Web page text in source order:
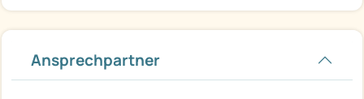
Ansprechpartner